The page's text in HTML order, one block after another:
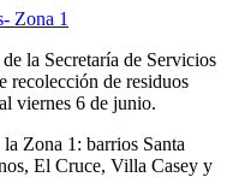
la Secretaría de Servicios
recolección de residuos
viernes 6 de junio.
Zona 1: barrios Santa
El Cruce, Villa Casey y